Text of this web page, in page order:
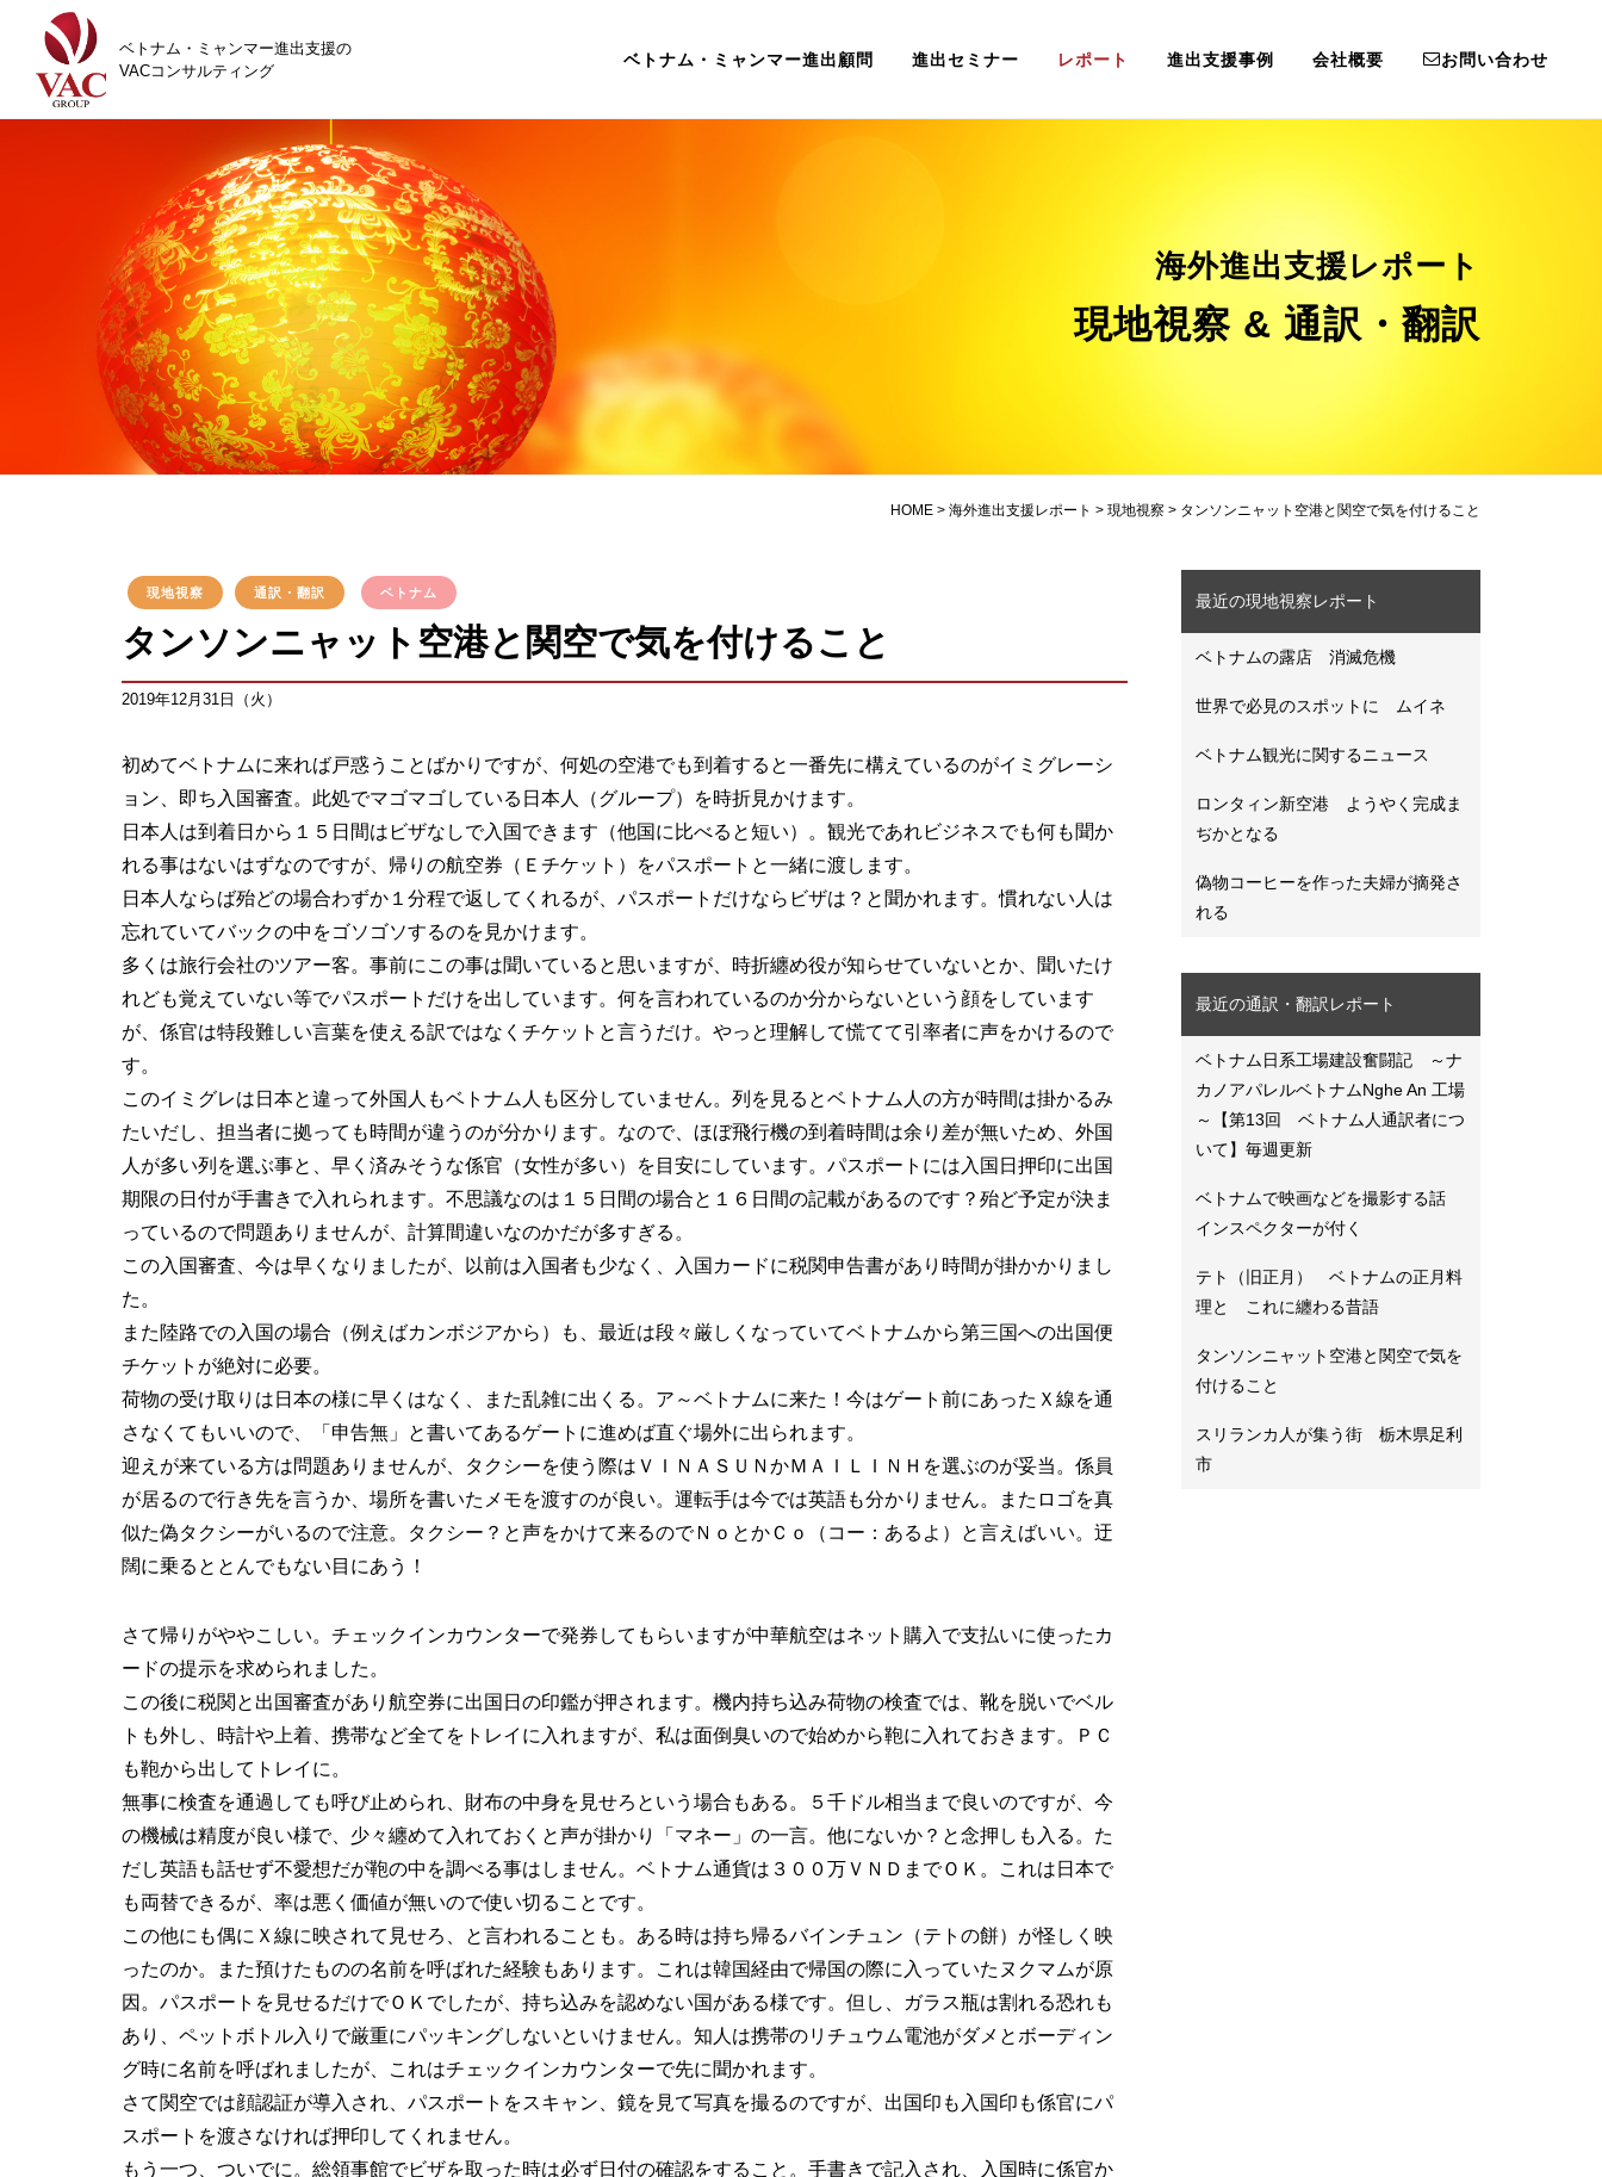
ベトナム・ミャンマー進出支援の
VACコンサルティング
ベトナム・ミャンマー進出顧問 進出セミナー レポート 進出支援事例 会社概要 お問い合わせ
海外進出支援レポート
現地視察 & 通訳・翻訳
HOME > 海外進出支援レポート > 現地視察 > タンソンニャット空港と関空で気を付けること
現地視察 通訳・翻訳 ベトナム
タンソンニャット空港と関空で気を付けること
2019年12月31日（火）
初めてベトナムに来れば戸惑うことばかりですが、何処の空港でも到着すると一番先に構えているのがイミグレーシ
ョン、即ち入国審査。此処でマゴマゴしている日本人（グループ）を時折見かけます。
日本人は到着日から１５日間はビザなしで入国できます（他国に比べると短い）。観光であれビジネスでも何も聞か
れる事はないはずなのですが、帰りの航空券（Ｅチケット）をパスポートと一緒に渡します。
日本人ならば殆どの場合わずか１分程で返してくれるが、パスポートだけならビザは？と聞かれます。慣れない人は
忘れていてバックの中をゴソゴソするのを見かけます。
多くは旅行会社のツアー客。事前にこの事は聞いていると思いますが、時折纏め役が知らせていないとか、聞いたけ
れども覚えていない等でパスポートだけを出しています。何を言われているのか分からないという顔をしています
が、係官は特段難しい言葉を使える訳ではなくチケットと言うだけ。やっと理解して慌てて引率者に声をかけるので
す。
このイミグレは日本と違って外国人もベトナム人も区分していません。列を見るとベトナム人の方が時間は掛かるみ
たいだし、担当者に拠っても時間が違うのが分かります。なので、ほぼ飛行機の到着時間は余り差が無いため、外国
人が多い列を選ぶ事と、早く済みそうな係官（女性が多い）を目安にしています。パスポートには入国日押印に出国
期限の日付が手書きで入れられます。不思議なのは１５日間の場合と１６日間の記載があるのです？殆ど予定が決ま
っているので問題ありませんが、計算間違いなのかだが多すぎる。
この入国審査、今は早くなりましたが、以前は入国者も少なく、入国カードに税関申告書があり時間が掛かかりまし
た。
また陸路での入国の場合（例えばカンボジアから）も、最近は段々厳しくなっていてベトナムから第三国への出国便
チケットが絶対に必要。
荷物の受け取りは日本の様に早くはなく、また乱雑に出くる。ア～ベトナムに来た！今はゲート前にあったＸ線を通
さなくてもいいので、「申告無」と書いてあるゲートに進めば直ぐ場外に出られます。
迎えが来ている方は問題ありませんが、タクシーを使う際はＶＩＮＡＳＵＮかＭＡＩＬＩＮＨを選ぶのが妥当。係員
が居るので行き先を言うか、場所を書いたメモを渡すのが良い。運転手は今では英語も分かりません。またロゴを真
似た偽タクシーがいるので注意。タクシー？と声をかけて来るのでＮｏとかＣｏ（コー：あるよ）と言えばいい。迂
闊に乗るととんでもない目にあう！
さて帰りがややこしい。チェックインカウンターで発券してもらいますが中華航空はネット購入で支払いに使ったカ
ードの提示を求められました。
この後に税関と出国審査があり航空券に出国日の印鑑が押されます。機内持ち込み荷物の検査では、靴を脱いでベル
トも外し、時計や上着、携帯など全てをトレイに入れますが、私は面倒臭いので始めから鞄に入れておきます。ＰＣ
も鞄から出してトレイに。
無事に検査を通過しても呼び止められ、財布の中身を見せろという場合もある。５千ドル相当まで良いのですが、今
の機械は精度が良い様で、少々纏めて入れておくと声が掛かり「マネー」の一言。他にないか？と念押しも入る。た
だし英語も話せず不愛想だが鞄の中を調べる事はしません。ベトナム通貨は３００万ＶＮＤまでＯＫ。これは日本で
も両替できるが、率は悪く価値が無いので使い切ることです。
この他にも偶にＸ線に映されて見せろ、と言われることも。ある時は持ち帰るバインチュン（テトの餅）が怪しく映
ったのか。また預けたものの名前を呼ばれた経験もあります。これは韓国経由で帰国の際に入っていたヌクマムが原
因。パスポートを見せるだけでＯＫでしたが、持ち込みを認めない国がある様です。但し、ガラス瓶は割れる恐れも
あり、ペットボトル入りで厳重にパッキングしないといけません。知人は携帯のリチュウム電池がダメとボーディン
グ時に名前を呼ばれましたが、これはチェックインカウンターで先に聞かれます。
さて関空では顔認証が導入され、パスポートをスキャン、鏡を見て写真を撮るのですが、出国印も入国印も係官にパ
スポートを渡さなければ押印してくれません。
もう一つ、ついでに。総領事館でビザを取った時は必ず日付の確認をすること。手書きで記入され、入国時に係官か
最近の現地視察レポート
ベトナムの露店 消滅危機
世界で必見のスポットに ムイネ
ベトナム観光に関するニュース
ロンタィン新空港 ようやく完成ま
ぢかとなる
偽物コーヒーを作った夫婦が摘発さ
れる
最近の通訳・翻訳レポート
ベトナム日系工場建設奮闘記 ～ナ
カノアパレルベトナムNghe An 工場
～【第13回 ベトナム人通訳者につ
いて】毎週更新
ベトナムで映画などを撮影する話
インスペクターが付く
テト（旧正月） ベトナムの正月料
理と これに纏わる昔語
タンソンニャット空港と関空で気を
付けること
スリランカ人が集う街 栃木県足利
市